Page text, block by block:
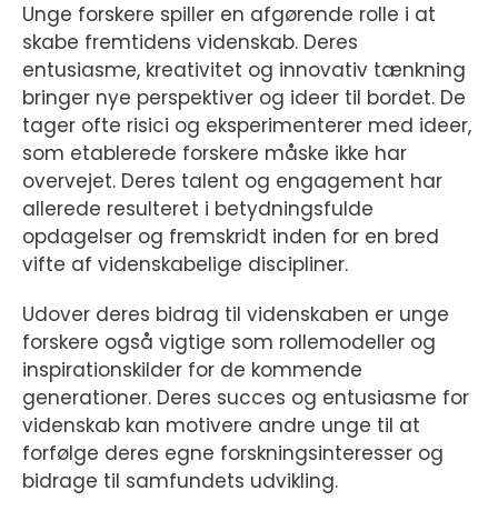
Unge forskere spiller en afgørende rolle i at
skabe fremtidens videnskab. Deres
entusiasme, kreativitet og innovativ tænkning
bringer nye perspektiver og ideer til bordet. De
tager ofte risici og eksperimenterer med ideer,
som etablerede forskere måske ikke har
overvejet. Deres talent og engagement har
allerede resulteret i betydningsfulde
opdagelser og fremskridt inden for en bred
vifte af videnskabelige discipliner.
Udover deres bidrag til videnskaben er unge
forskere også vigtige som rollemodeller og
inspirationskilder for de kommende
generationer. Deres succes og entusiasme for
videnskab kan motivere andre unge til at
forfølge deres egne forskningsinteresser og
bidrage til samfundets udvikling.